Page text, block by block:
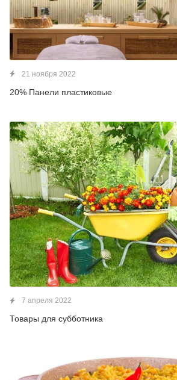
21 ноября 2022
20% Панели пластиковые
7 апреля 2022
Товары для субботника